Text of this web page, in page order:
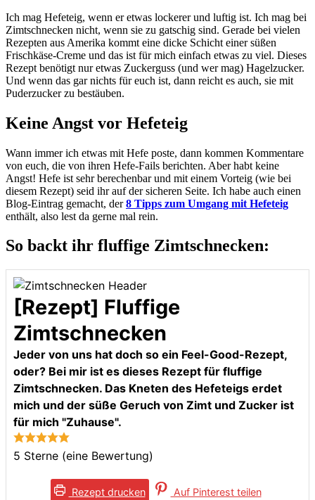
Ich mag Hefeteig, wenn er etwas lockerer und luftig ist. Ich mag bei
Zimtschnecken nicht, wenn sie zu gatschig sind. Gerade bei vielen
Rezepten aus Amerika kommt eine dicke Schicht einer süßen
Frischkäse-Creme und das ist für mich einfach etwas zu viel. Dieses
Rezept benötigt nur etwas Zuckerguss (und wer mag) Hagelzucker.
Und wenn das gar nichts für euch ist, dann reicht es auch, sie mit
Puderzucker zu bestäuben.
Keine Angst vor Hefeteig
Wann immer ich etwas mit Hefe poste, dann kommen Kommentare
von euch, die von ihren Hefe-Fails berichten. Aber habt keine
Angst! Hefe ist sehr berechenbar und mit einem Vorteig (wie bei
diesem Rezept) seid ihr auf der sicheren Seite. Ich habe auch einen
Blog-Eintrag gemacht, der8 Tipps zum Umgang mit Hefeteig
enthält, also lest da gerne mal rein.
So backt ihr fluffige Zimtschnecken:
[Rezept] Fluffige
Zimtschnecken
Jeder von uns hat doch so ein Feel-Good-Rezept,
oder? Bei mir ist es dieses Rezept für fluffige
Zimtschnecken. Das Kneten des Hefeteigs erdet
mich und der süße Geruch von Zimt und Zucker ist
für mich "Zuhause".
5 Sterne (eine Bewertung)
Rezept drucken Auf Pinterest teilen